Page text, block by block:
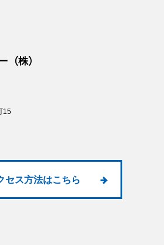
（株）
15
セス方法はこちら